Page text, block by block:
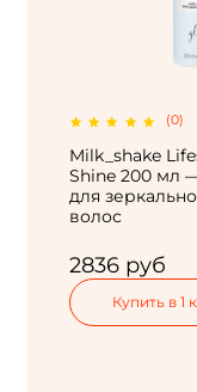
(0)
Milk_shake
Shine 200 мл
для
волос
2836 руб
Купить в 1